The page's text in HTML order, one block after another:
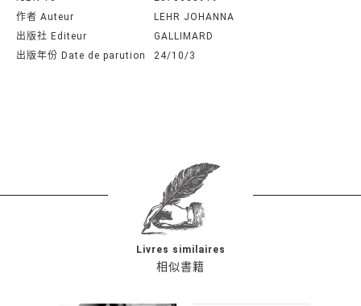
作者 Auteur
LEHR JOHANNA
出版社 Editeur
GALLIMARD
出版年份 Date de parution
24/10/3
相似書籍
Livres similaires